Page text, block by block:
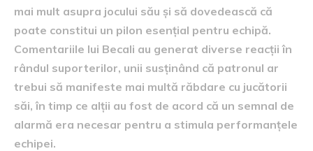
mai mult asupra jocului său și să dovedească că
poate constitui un pilon esențial pentru echipă.
Comentariile lui Becali au generat diverse reacții în
rândul suporterilor, unii susținând că patronul ar
trebui să manifeste mai multă răbdare cu jucătorii
săi, în timp ce alții au fost de acord că un semnal de
alarmă era necesar pentru a stimula performanțele
echipei.